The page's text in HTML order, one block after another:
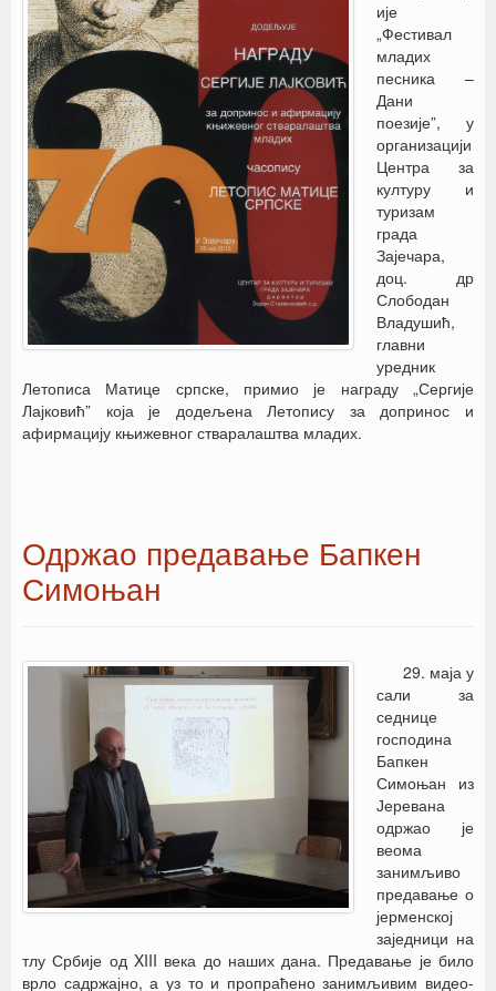
ије
„Фестивал
младих
песника –
Дани
поезије”, у
организацији
Центра за
културу и
туризам
града
Зајечара,
доц. др
Слободан
Владушић,
главни
уредник
Летописа Матице српске, примио је награду „Сергије
Лајковић” која је додељена Летопису за допринос и
афирмацију књижевног стваралаштва младих.
Одржао предавање Бапкен
Симоњан
29. маја у
сали за
седнице
господина
Бапкен
Симоњан из
Јеревана
одржао је
веома
занимљиво
предавање о
јерменској
заједници на
тлу Србије од XIII века до наших дана. Предавање је било
врло садржајно, а уз то и пропраћено занимљивим видео-